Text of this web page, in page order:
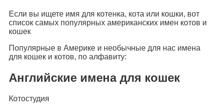
Если вы ищете имя для котенка, кота или кошки, вот
список самых популярных американских имен котов и
кошек
Популярные в Америке и необычные для нас имена
для кошек и котов, по алфавиту:
Английские имена для кошек
Котостудия